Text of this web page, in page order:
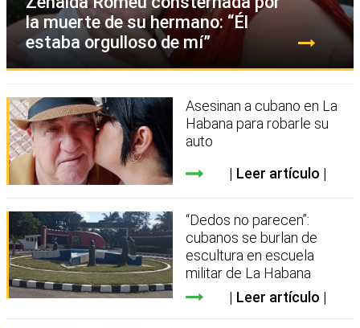
la muerte de su hermano: “Él
estaba orgulloso de mí”
Asesinan a cubano en La
Habana para robarle su
auto
Leer artículo
“Dedos no parecen”:
cubanos se burlan de
escultura en escuela
militar de La Habana
Leer artículo